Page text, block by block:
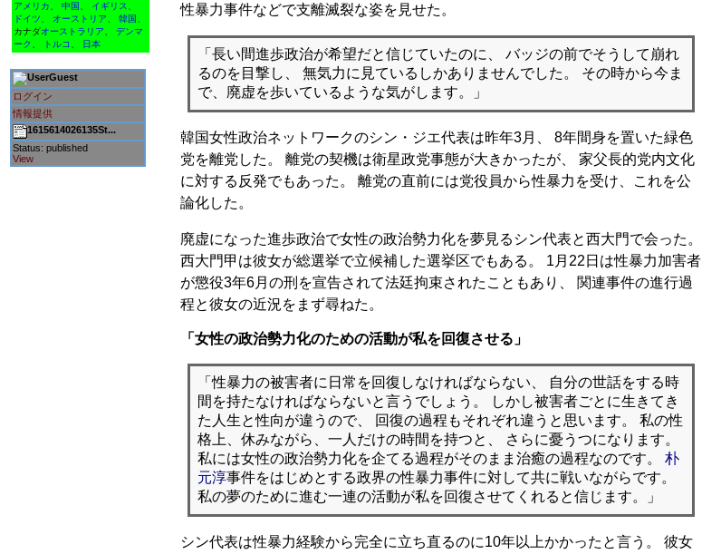
アメリカ 中国 イギリス
ドイツ
オーストリア 韓国
カナダオーストラリア
デンマ
ーク
トルコ 日本
Guest
ログイン
情報提供
1615614026135St...
Status: published
View
性暴力事件などで支離滅裂な姿を見せた。
「長い間進歩政治が希望だと信じていたのに、 バッジの前でそうして崩れ
るのを目撃し、 無気力に見ているしかありませんでした。 その時から今ま
で、廃虚を歩いているような気がします。」
韓国女性政治ネットワークのシン・ジエ代表は昨年3月、 8年間身を置いた緑色
党を離党した。 離党の契機は衛星政党事態が大きかったが、 家父長的党内文化
に対する反発でもあった。 離党の直前には党役員から性暴力を受け、これを公
論化した。
廃虚になった進歩政治で女性の政治勢力化を夢見るシン代表と西大門で会った。
西大門甲は彼女が総選挙で立候補した選挙区でもある。 1月22日は性暴力加害者
が懲役3年6月の刑を宣告されて法廷拘束されたこともあり、 関連事件の進行過
程と彼女の近況をまず尋ねた。
「女性の政治勢力化のための活動が私を回復させる」
「性暴力の被害者に日常を回復しなければならない、 自分の世話をする時
間を持たなければならないと言うでしょう。 しかし被害者ごとに生きてき
た人生と性向が違うので、 回復の過程もそれぞれ違うと思います。 私の性
格上、休みながら、一人だけの時間を持つと、 さらに憂うつになります。
私には女性の政治勢力化を企てる過程がそのまま治癒の過程なのです。朴
元淳事件をはじめとする政界の性暴力事件に対して共に戦いながらです。
私の夢のために進む一連の活動が私を回復させてくれると信じます。」
シン代表は性暴力経験から完全に立ち直るのに10年以上かかったと言う。 彼女